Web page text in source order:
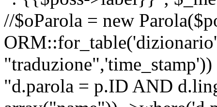
//$oParola = new
"d.parola = p.ID AND